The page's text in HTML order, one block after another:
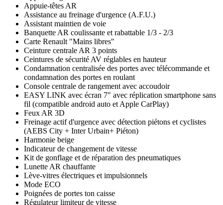
Appuie-têtes AR
Assistance au freinage d'urgence (A.F.U.)
Assistant maintien de voie
Banquette AR coulissante et rabattable 1/3 - 2/3
Carte Renault "Mains libres"
Ceinture centrale AR 3 points
Ceintures de sécurité AV réglables en hauteur
Condamnation centralisée des portes avec télécommande et
condamnation des portes en roulant
Console centrale de rangement avec accoudoir
EASY LINK avec écran 7" avec réplication smartphone sans
fil (compatible android auto et Apple CarPlay)
Feux AR 3D
Freinage actif d'urgence avec détection piétons et cyclistes
(AEBS City + Inter Urbain+ Piéton)
Harmonie beige
Indicateur de changement de vitesse
Kit de gonflage et de réparation des pneumatiques
Lunette AR chauffante
Lève-vitres électriques et impulsionnels
Mode ECO
Poignées de portes ton caisse
Régulateur limiteur de vitesse